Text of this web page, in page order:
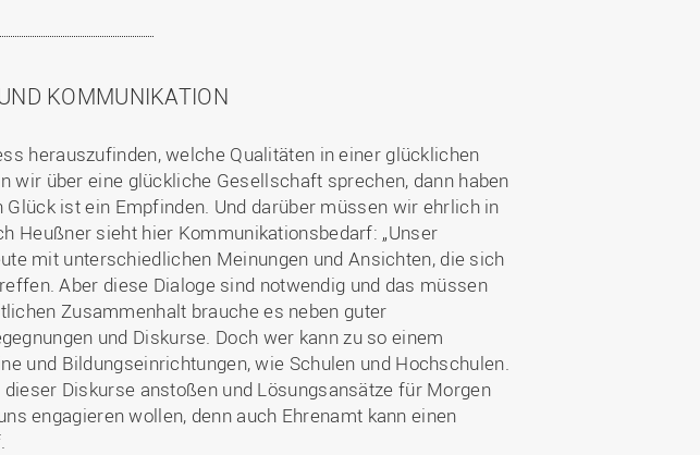
KOMMUNIKATION
herauszufinden, welche Qualitäten in einer glücklichen
wir über eine glückliche Gesellschaft sprechen, dann haben
ist ein Empfinden. Und darüber müssen wir ehrlich in
Heußner sieht hier Kommunikationsbedarf: „Unser
mit unterschiedlichen Meinungen und Ansichten, die sich
Aber diese Dialoge sind notwendig und das müssen
Zusammenhalt brauche es neben guter
und Diskurse. Doch wer kann zu so einem
und Bildungseinrichtungen, wie Schulen und Hochschulen.
Diskurse anstoßen und Lösungsansätze für Morgen
engagieren wollen, denn auch Ehrenamt kann einen